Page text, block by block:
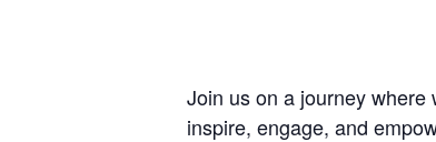
Join us on a journey
inspire, engage, and